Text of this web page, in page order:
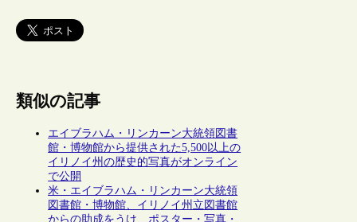
類似の記事
エイブラハム・リンカーン大統領図書
館・博物館から提供された5,500以上の
イリノイ州の歴史的写真がオンライン
で公開
米・エイブラハム・リンカーン大統領
図書館・博物館、イリノイ州立図書館
からの助成をうけ、ポスター・写真・